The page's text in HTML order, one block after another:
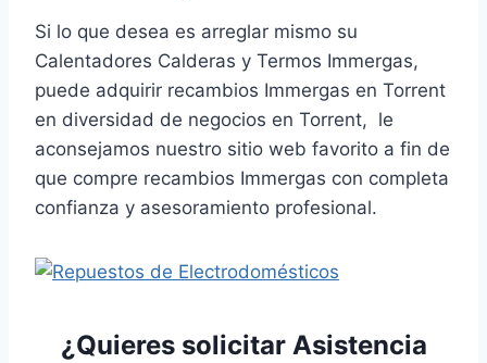
Si lo que desea es arreglar mismo su
Calentadores Calderas y Termos Immergas,
puede adquirir recambios Immergas en Torrent
en diversidad de negocios en Torrent, le
aconsejamos nuestro sitio web favorito a fin de
que compre recambios Immergas con completa
confianza y asesoramiento profesional.
¿Quieres solicitar Asistencia